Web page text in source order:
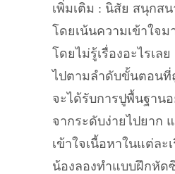
เพิ่มเติม : นิสัย สนุกสน
โดยเน้นความเข้าใจม
โดยไม่รู้เรื่องอะไรเล
ไปตามลำดับขั้นตอนที่
จะได้รับการปูพื้นฐานอ
จากระดับง่ายไปยาก
เข้าใจเนื้อหาในแต่ละ
น้องลองทำแบบฝึกหัด